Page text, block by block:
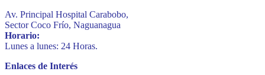
Av. Principal Hospital Carabobo,
Sector Coco Frío, Naguanagua
Horario:
Lunes a lunes: 24 Horas.
Enlaces de Interés